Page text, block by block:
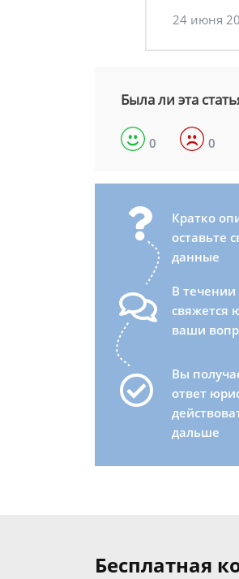
24 июня
Была ли эта
0 0
Кратко
оставьте
данные
В
свяжется
ваши
Вы
ответ
дальше
Бесплатная